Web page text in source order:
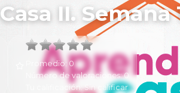
II. Semana
Promedio: 0
Número de valoraciones:0
Tu calificación:Sin calificar